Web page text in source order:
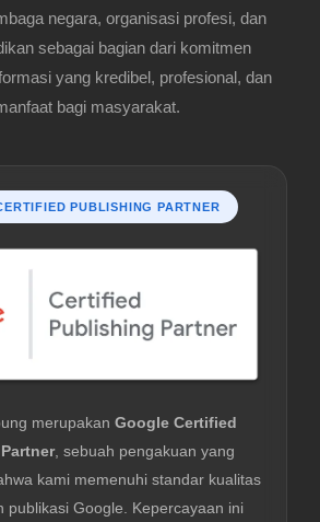
negara, organisasi profesi, dan
sebagai bagian dari komitmen
yang kredibel, profesional, dan
bagi masyarakat.
PUBLISHING PARTNER
merupakan Google Certified
, sebuah pengakuan yang
kami memenuhi standar kualitas
publikasi Google. Kepercayaan ini